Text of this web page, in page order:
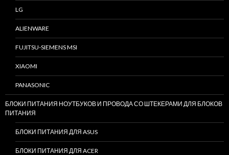
LG
ALIENWARE
FUJITSU-SIEMENS MSI
XIAOMI
PANASONIC
БЛОКИ ПИТАНИЯ НОУТБУКОВ И ПРОВОДА СО ШТЕКЕРАМИ ДЛЯ БЛОКОВ
ПИТАНИЯ
БЛОКИ ПИТАНИЯ ДЛЯ ASUS
БЛОКИ ПИТАНИЯ ДЛЯ ACER